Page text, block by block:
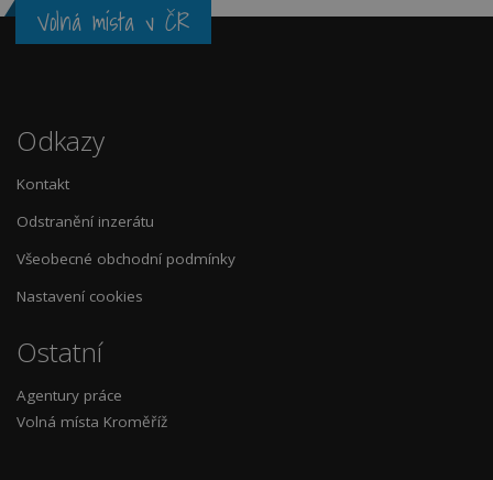
Volná místa v ČR
Odkazy
Kontakt
Odstranění inzerátu
Všeobecné obchodní podmínky
Nastavení cookies
Ostatní
Agentury práce
Volná místa Kroměříž